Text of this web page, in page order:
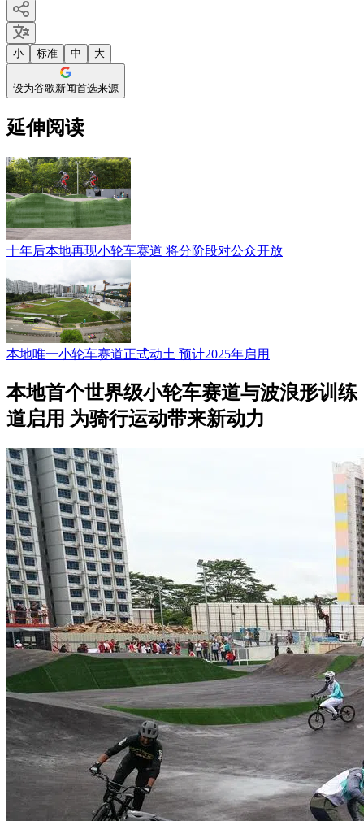
小 标准 中 大
设为谷歌新闻首选来源
延伸阅读
十年后本地再现小轮车赛道 将分阶段对公众开放
本地唯一小轮车赛道正式动土 预计2025年启用
本地首个世界级小轮车赛道与波浪形训练
道启用 为骑行运动带来新动力